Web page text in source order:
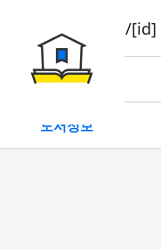
book/rent/[id]
대여
도서정보